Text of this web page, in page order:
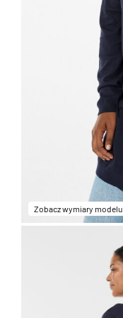
Zobacz wymiary modelu